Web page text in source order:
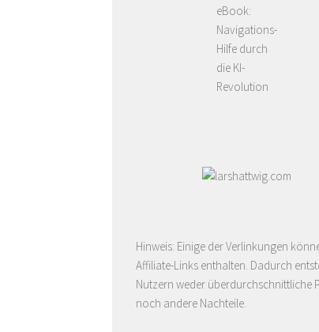
eBook:
Navigations-
Hilfe durch
die KI-
Revolution
Hinweis: Einige der Verlinkungen
Affiliate-Links enthalten. Dadurch
Nutzern weder überdurchschnittliche
noch andere Nachteile.